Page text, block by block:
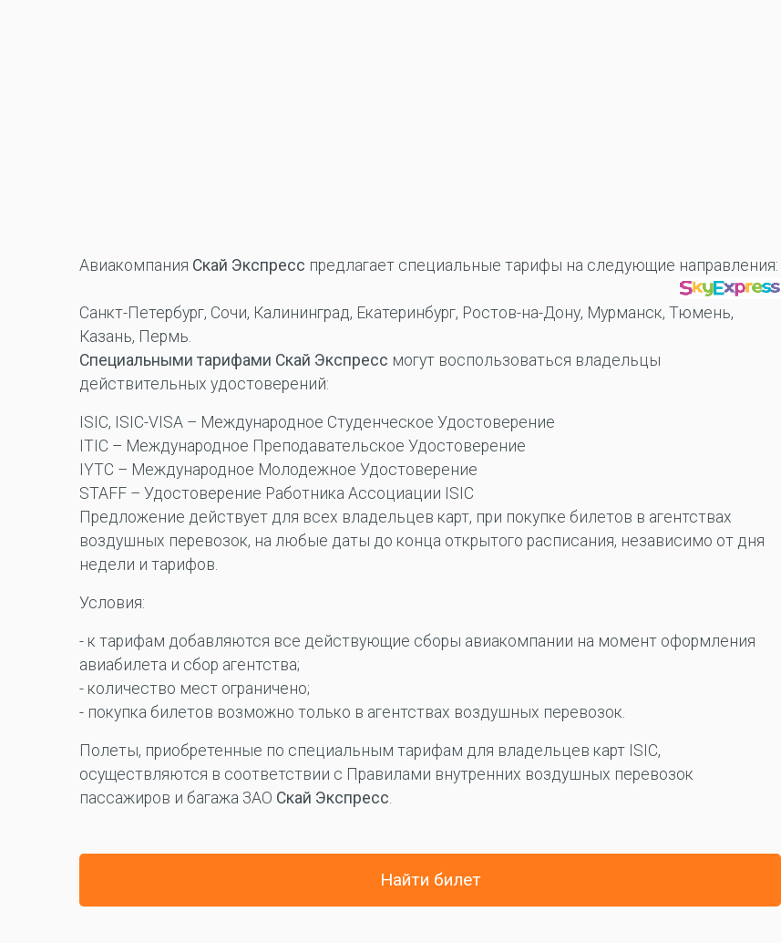
Авиакомпания Скай Экспресс предлагает специальные тарифы на следующие направления:
Санкт-Петербург, Сочи, Калининград, Екатеринбург, Ростов-на-Дону, Мурманск, Тюмень,
Казань, Пермь.
Специальными тарифами Скай Экспресс могут воспользоваться владельцы
действительных удостоверений:
ISIC, ISIC-VISA – Международное Студенческое Удостоверение
ITIC – Международное Преподавательское Удостоверение
IYTC – Международное Молодежное Удостоверение
STAFF – Удостоверение Работника Ассоциации ISIC
Предложение действует для всех владельцев карт, при покупке билетов в агентствах
воздушных перевозок, на любые даты до конца открытого расписания, независимо от дня
недели и тарифов.
Условия:
- к тарифам добавляются все действующие сборы авиакомпании на момент оформления
авиабилета и сбор агентства;
- количество мест ограничено;
- покупка билетов возможно только в агентствах воздушных перевозок.
Полеты, приобретенные по специальным тарифам для владельцев карт ISIC,
осуществляются в соответствии с Правилами внутренних воздушных перевозок
пассажиров и багажа ЗАО Скай Экспресс.
Найти билет